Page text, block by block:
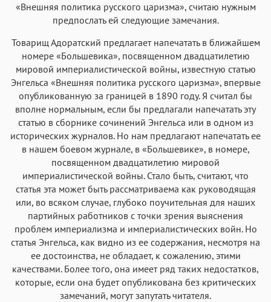
Helvetica Neue
Аа
Arial Аа
Georgia Times New Roman
Аа Аа Аа Аа
«Внешняя политика русского царизма», считаю нужным
предпослать ей следующие замечания.
Товарищ Адоратский предлагает напечатать в ближайшем
номере «Большевика», посвященном двадцатилетию
мировой империалистической войны, известную статью
Энгельса «Внешняя политика русского царизма», впервые
опубликованную за границей в 1890 году. Я считал бы
вполне нормальным, если бы предлагали напечатать эту
статью в сборнике сочинений Энгельса или в одном из
исторических журналов. Но нам предлагают напечатать ее
в нашем боевом журнале, в «Большевике», в номере,
посвященном двадцатилетию мировой
империалистической войны. Стало быть, считают, что
статья эта может быть рассматриваема как руководящая
или, во всяком случае, глубоко поучительная для наших
партийных работников с точки зрения выяснения
проблем империализма и империалистических войн. Но
статья Энгельса, как видно из ее содержания, несмотря на
ее достоинства, не обладает, к сожалению, этими
качествами. Более того, она имеет ряд таких недостатков,
которые, если она будет опубликована без критических
замечаний, могут запутать читателя.